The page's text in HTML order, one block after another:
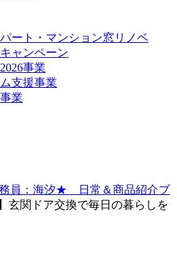
ート・マンション窓リノベ
ャンペーン
事業
支援事業
業
員：海汐★ 日常＆商品紹介ブ
玄関ドア交換で毎日の暮らしを